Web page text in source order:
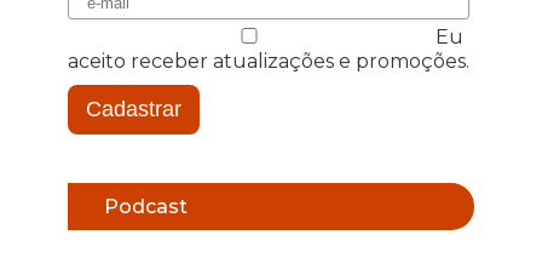
Eu
aceito receber atualizações e promoções.
Cadastrar
Podcast